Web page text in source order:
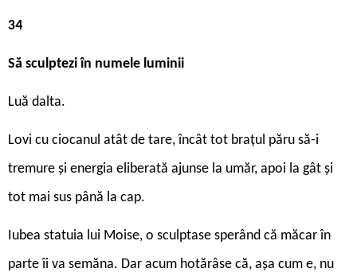
34
Să sculptezi în numele luminii
Luă dalta.
Lovi cu ciocanul atât de tare, încât tot brațul păru să-i
tremure și energia eliberată ajunse la umăr, apoi la gât și
tot mai sus până la cap.
Iubea statuia lui Moise, o sculptase sperând că măcar în
parte îi va semăna. Dar acum hotărâse că, așa cum e, nu